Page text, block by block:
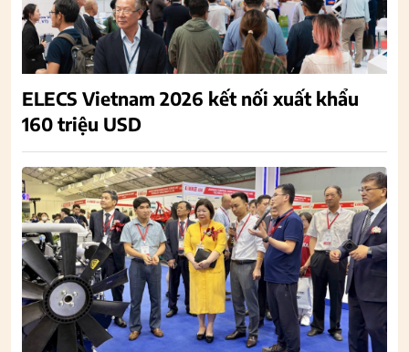
ELECS Vietnam 2026 kết nối xuất khẩu
160 triệu USD